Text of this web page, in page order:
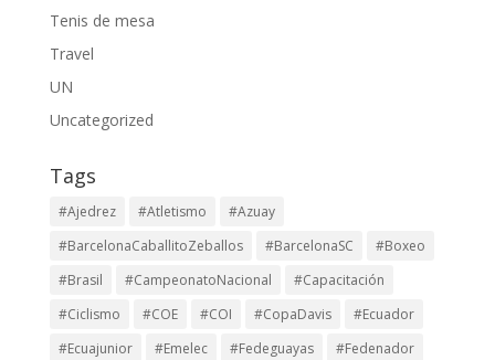
Tenis de mesa
Travel
UN
Uncategorized
Tags
#Ajedrez #Atletismo
#Azuay
#BarcelonaCaballitoZeballos
#BarcelonaSC
#Boxeo
#Brasil
#CampeonatoNacional
#Capacitación
#Ciclismo
#COE #COI #CopaDavis
#Ecuador
#Ecuajunior
#Emelec #Fedeguayas
#Fedenador